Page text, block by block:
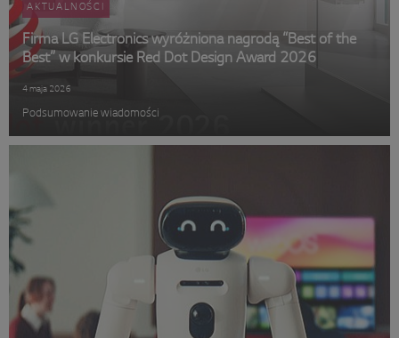
AKTUALNOŚCI
Firma LG Electronics wyróżniona nagrodą “Best of the
Best” w konkursie Red Dot Design Award 2026
4 maja 2026
Podsumowanie wiadomości